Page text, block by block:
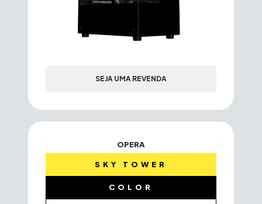
SEJA UMA REVENDA
OPERA
SKY TOWER
COLOR